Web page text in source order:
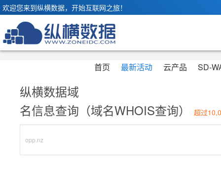
欢迎您来到纵横数据，开始互联网之旅！
首页 最新活动 云产品 SD-
纵横数据域
名信息查询（域名WHOIS查询）
超过